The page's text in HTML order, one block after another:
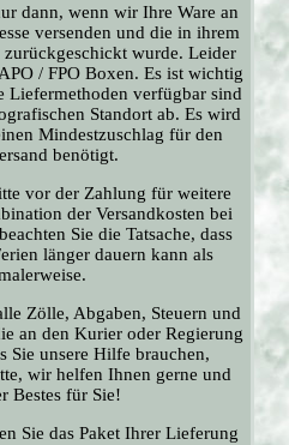
dann, wenn wir Ihre Ware an
versenden und die in ihrem
wurde. Leider
/ FPO Boxen. Es ist wichtig
Liefermethoden verfügbar sind
Standort ab. Es wird
Mindestzuschlag für den
benötigt.
vor der Zahlung für weitere
der Versandkosten bei
Sie die Tatsache, dass
länger dauern kann als
Zölle, Abgaben, Steuern und
an den Kurier oder Regierung
Sie unsere Hilfe brauchen,
wir helfen Ihnen gerne und
Bestes für Sie!
Sie das Paket Ihrer Lieferung